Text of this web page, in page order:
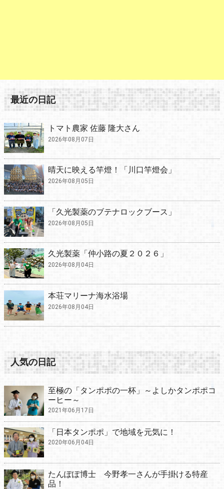
最近の日記
トマト農家 佐藤 隆大さん
2026年08月07日
晴天に映える竿燈！「川口竿燈会」
2026年08月05日
「久光製薬のブテナロックブース」
2026年08月05日
久光製薬「仲小路の夏２０２６」
2026年08月04日
本荘マリーナ海水浴場
2026年08月04日
人気の日記
至極の「タンポポの一杯」～よしかタンポポコ
ーヒー～
2021年06月17日
「日本タンポポ」で地域を元気に！
2020年06月04日
たんぽぽ博士 今野孝一さんが手掛ける特産
品！